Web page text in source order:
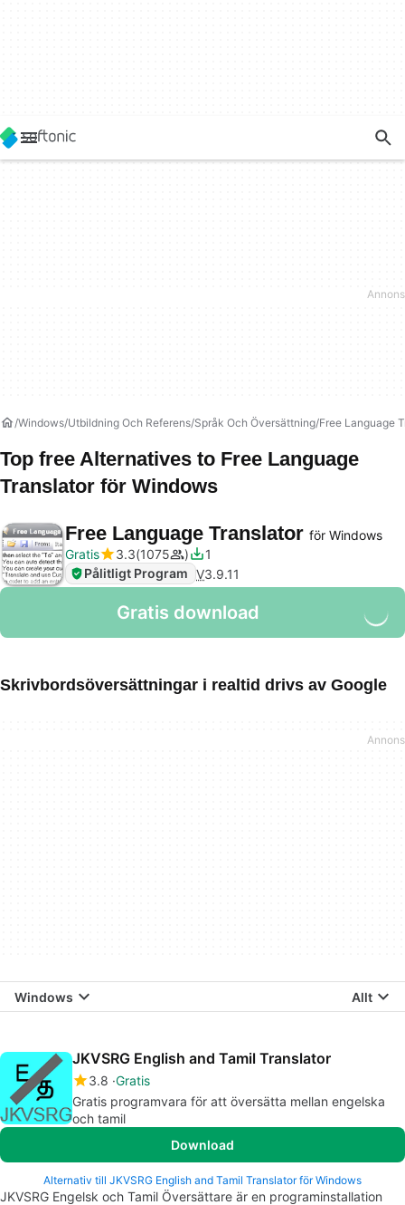
Windows Utbildning Och Referens Språk Och Översättning Free Language
Top free Alternatives to Free Language
Translator för Windows
Free Language Translator för Windows
Gratis
3.3 1075
1
Pålitligt Program V3.9.11
Gratis download
Skrivbordsöversättningar i realtid drivs av Google
Windows Allt
JKVSRG English and Tamil Translator
3.8 Gratis
Gratis programvara för att översätta mellan engelska
och tamil
Download
Alternativ till JKVSRG English and Tamil Translator för Windows
JKVSRG Engelsk och Tamil Översättare är en programinstallation